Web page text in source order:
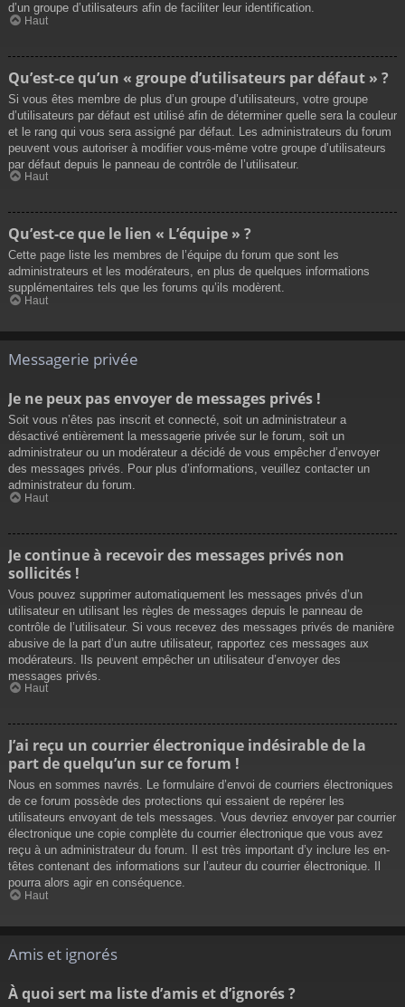
d’un groupe d’utilisateurs afin de faciliter leur identification.
Haut
Qu’est-ce qu’un « groupe d’utilisateurs par défaut » ?
Si vous êtes membre de plus d’un groupe d’utilisateurs, votre groupe
d’utilisateurs par défaut est utilisé afin de déterminer quelle sera la couleur
et le rang qui vous sera assigné par défaut. Les administrateurs du forum
peuvent vous autoriser à modifier vous-même votre groupe d’utilisateurs
par défaut depuis le panneau de contrôle de l’utilisateur.
Haut
Qu’est-ce que le lien « L’équipe » ?
Cette page liste les membres de l’équipe du forum que sont les
administrateurs et les modérateurs, en plus de quelques informations
supplémentaires tels que les forums qu’ils modèrent.
Haut
Messagerie privée
Je ne peux pas envoyer de messages privés !
Soit vous n’êtes pas inscrit et connecté, soit un administrateur a
désactivé entièrement la messagerie privée sur le forum, soit un
administrateur ou un modérateur a décidé de vous empêcher d’envoyer
des messages privés. Pour plus d’informations, veuillez contacter un
administrateur du forum.
Haut
Je continue à recevoir des messages privés non
sollicités !
Vous pouvez supprimer automatiquement les messages privés d’un
utilisateur en utilisant les règles de messages depuis le panneau de
contrôle de l’utilisateur. Si vous recevez des messages privés de manière
abusive de la part d’un autre utilisateur, rapportez ces messages aux
modérateurs. Ils peuvent empêcher un utilisateur d’envoyer des
messages privés.
Haut
J’ai reçu un courrier électronique indésirable de la
part de quelqu’un sur ce forum !
Nous en sommes navrés. Le formulaire d’envoi de courriers électroniques
de ce forum possède des protections qui essaient de repérer les
utilisateurs envoyant de tels messages. Vous devriez envoyer par courrier
électronique une copie complète du courrier électronique que vous avez
reçu à un administrateur du forum. Il est très important d’y inclure les en-
têtes contenant des informations sur l’auteur du courrier électronique. Il
pourra alors agir en conséquence.
Haut
Amis et ignorés
À quoi sert ma liste d’amis et d’ignorés ?